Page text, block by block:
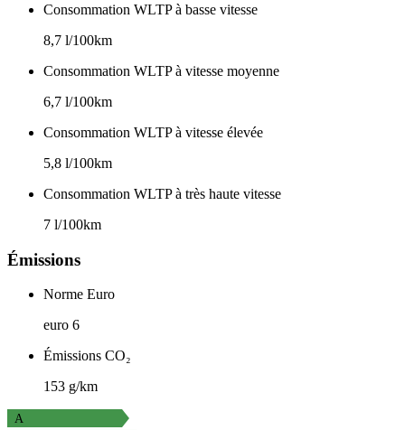
Consommation WLTP à basse vitesse
8,7 l/100km
Consommation WLTP à vitesse moyenne
6,7 l/100km
Consommation WLTP à vitesse élevée
5,8 l/100km
Consommation WLTP à très haute vitesse
7 l/100km
Émissions
Norme Euro
euro 6
Émissions CO₂
153 g/km
A